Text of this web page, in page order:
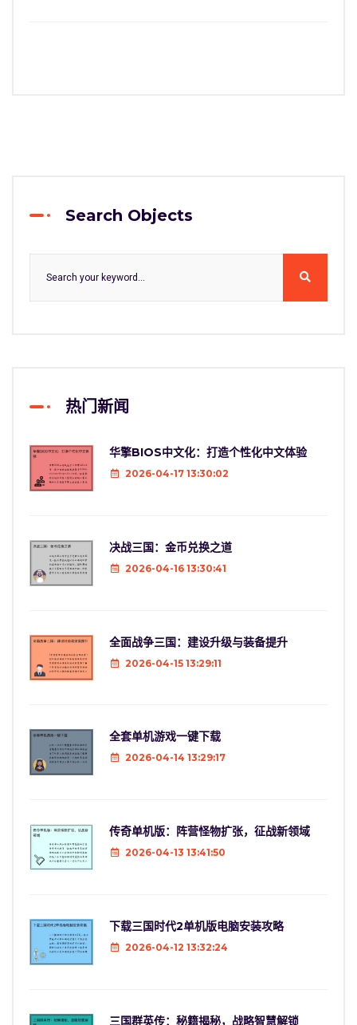
Search Objects
热门新闻
华擎BIOS中文化：打造个性化中文体验
2026-04-17 13:30:02
决战三国：金币兑换之道
2026-04-16 13:30:41
全面战争三国：建设升级与装备提升
2026-04-15 13:29:11
全套单机游戏一键下载
2026-04-14 13:29:17
传奇单机版：阵营怪物扩张，征战新领域
2026-04-13 13:41:50
下载三国时代2单机版电脑安装攻略
2026-04-12 13:32:24
三国群英传：秘籍揭秘，战略智慧解锁